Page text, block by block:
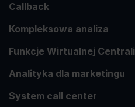
Callback
Kompleksowa analiza
Funkcje Wirtualnej Centrali
Analityka dla marketingu
System call center